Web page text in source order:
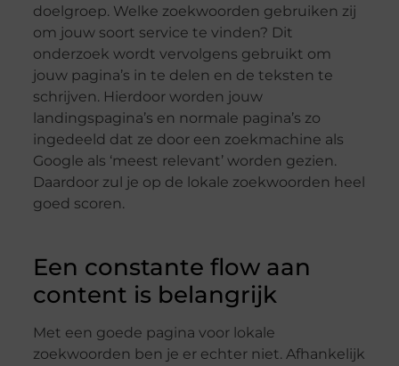
doelgroep. Welke zoekwoorden gebruiken zij
om jouw soort service te vinden? Dit
onderzoek wordt vervolgens gebruikt om
jouw pagina’s in te delen en de teksten te
schrijven. Hierdoor worden jouw
landingspagina’s en normale pagina’s zo
ingedeeld dat ze door een zoekmachine als
Google als ‘meest relevant’ worden gezien.
Daardoor zul je op de lokale zoekwoorden heel
goed scoren.
Een constante flow aan
content is belangrijk
Met een goede pagina voor lokale
zoekwoorden ben je er echter niet. Afhankelijk